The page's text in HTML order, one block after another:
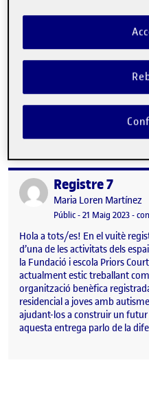
Visibilitat:
Públic-Data de publicació
21 Maig 2023-
Bona tarda a tos i totes! En
Major és una setmana màgica,
omplint d’alegria els carrers
vesteixen de gala, el concurs
cada any, i, així i tot, mai deixa…
Publicat perRegistre 7
Publicat per
Maria Loren Martínez
Visibilitat:
Públic-Data de publicació
21 Maig 2023-
Hola a tots/es! En el vuitè
d’una de les activitats dels
la Fundació i escola Priors
actualment estic treballant
organització benèfica
residencial a joves amb
ajudant-los a construir un
aquesta entrega parlo de la